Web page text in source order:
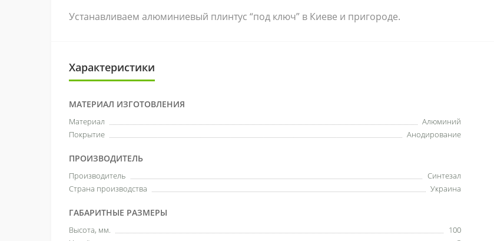
Устанавливаем алюминиевый плинтус “под ключ” в Киеве и пригороде.
Характеристики
МАТЕРИАЛ ИЗГОТОВЛЕНИЯ
Материал
Алюминий
Покрытие
Анодирование
ПРОИЗВОДИТЕЛЬ
Производитель
Синтезал
Страна производства
Украина
ГАБАРИТНЫЕ РАЗМЕРЫ
Высота, мм.
100